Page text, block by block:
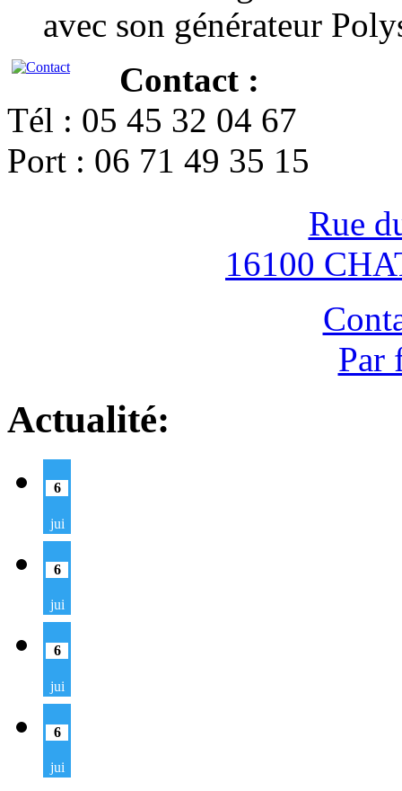
avec son générateur
Contact :
Tél : 05 45 32 04 67
Port : 06 71 49 35 15
Rue
16100
Par
Actualité:
6
jui
6
jui
6
jui
6
jui